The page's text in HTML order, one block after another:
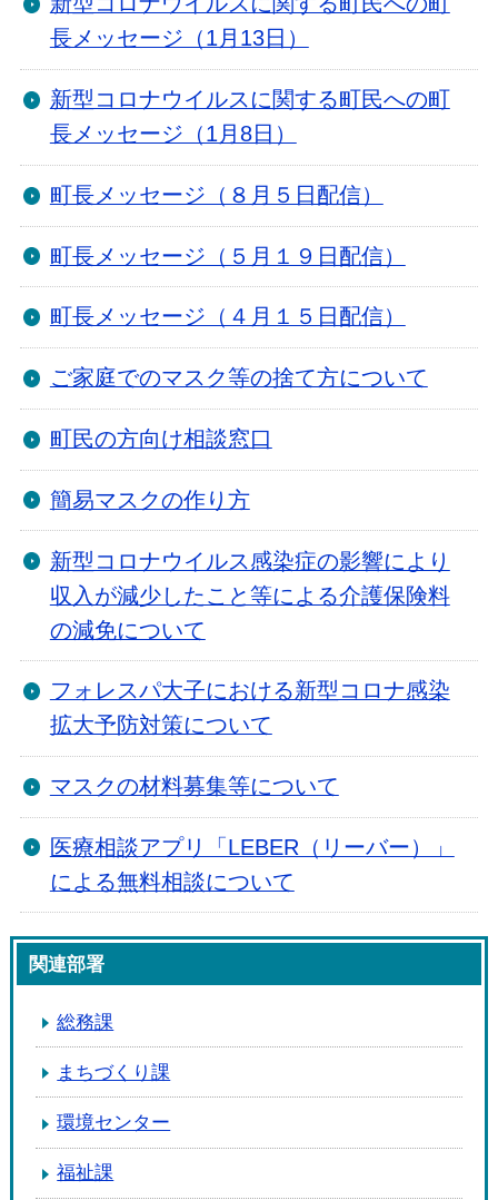
長メッセージ（1月13日）
新型コロナウイルスに関する町民への町
長メッセージ（1月8日）
町長メッセージ（８月５日配信）
町長メッセージ（５月１９日配信）
町長メッセージ（４月１５日配信）
ご家庭でのマスク等の捨て方について
町民の方向け相談窓口
簡易マスクの作り方
新型コロナウイルス感染症の影響により
収入が減少したこと等による介護保険料
の減免について
フォレスパ大子における新型コロナ感染
拡大予防対策について
マスクの材料募集等について
医療相談アプリ「LEBER（リーバー）」
による無料相談について
関連部署
総務課
まちづくり課
環境センター
福祉課